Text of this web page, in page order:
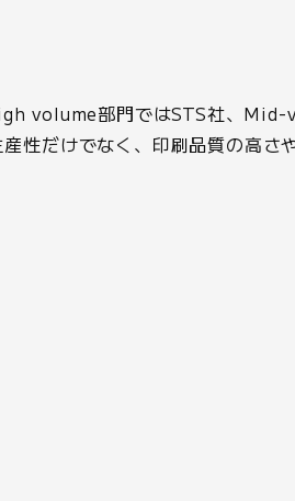
volume部門ではSTS社、
だけでなく、印刷品質の高さ